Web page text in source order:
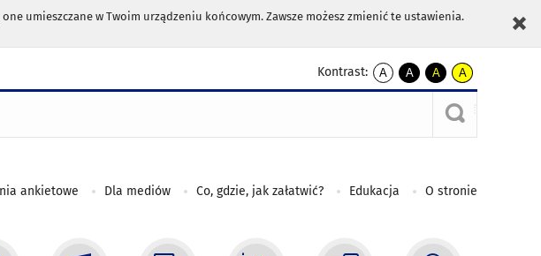
umieszczane w Twoim urządzeniu końcowym. Zawsze możesz zmienić te ustawienia.
Kontrast:
A
kontrast
A
kontrast
czarnym
A
kontrast
żółty
tekst
czarnym
A
kontrast
czarny
tekst
żółtym
ankietowe Dla mediów Co, gdzie, jak załatwić? Edukacja O stronie